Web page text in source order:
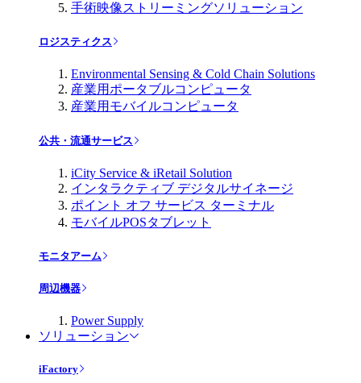
手術映像ストリーミングソリューション
ロジスティクス
Environmental Sensing & Cold Chain Solutions
産業用ポータブルコンピュータ
産業用モバイルコンピュータ
公共・流通サービス
iCity Service & iRetail Solution
インタラクティブ デジタルサイネージ
ポイント オフ サービス ターミナル
モバイルPOSタブレット
モニタアーム
周辺機器
Power Supply
ソリューション
iFactory